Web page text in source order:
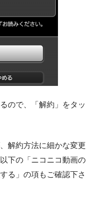
ので、「解約」をタッ
解約方法に細かな変更
下の「ニコニコ動画の
る」の項もご確認下さ